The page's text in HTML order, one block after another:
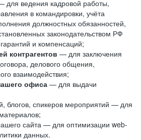
для ведения кадровой работы,
в командировки, учёта
должностных обязанностей,
законодательством РФ
и компенсаций;
контрагентов — для заключения
делового общения,
взаимодействия;
офиса — для выдачи
блогов, спикеров мероприятий — для
сайта — для оптимизации web-
данных.